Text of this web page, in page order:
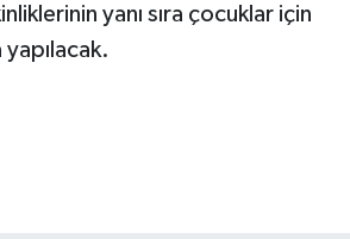
yanı sıra çocuklar için
yapılacak.